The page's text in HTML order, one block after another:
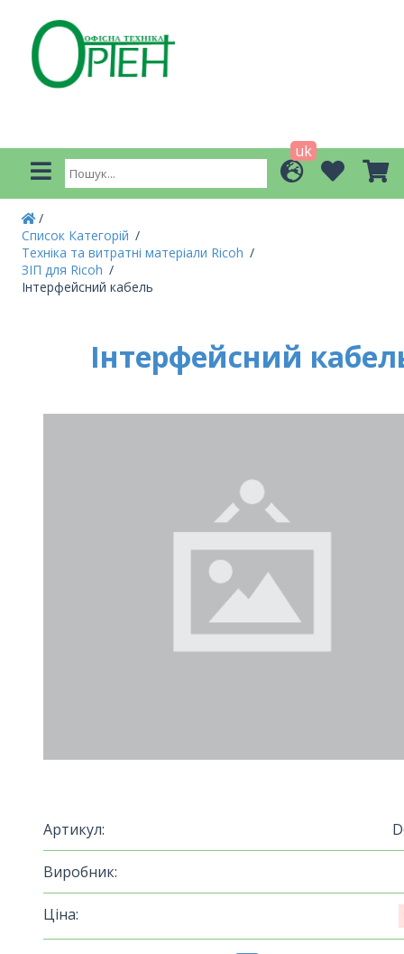
uk
Список Категорій
Техніка та витратні матеріали Ricoh
ЗІП для Ricoh
Інтерфейсний кабель
Інтерфейсний
Артикул:
Виробник:
Ціна: